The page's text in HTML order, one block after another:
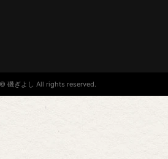
磯ぎよし All rights reserved.